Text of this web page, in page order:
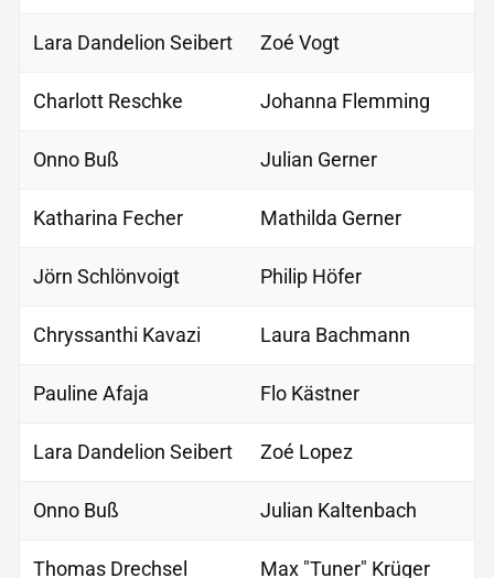
Lara Dandelion Seibert Zoé Vogt
Charlott Reschke Johanna Flemming
Onno Buß Julian Gerner
Katharina Fecher Mathilda Gerner
Jörn Schlönvoigt Philip Höfer
Chryssanthi Kavazi Laura Bachmann
Pauline Afaja Flo Kästner
Lara Dandelion Seibert Zoé Lopez
Onno Buß Julian Kaltenbach
Thomas Drechsel Max "Tuner" Krüger